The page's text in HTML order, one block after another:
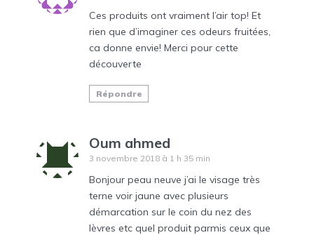
Ces produits ont vraiment l’air top! Et
rien que d’imaginer ces odeurs fruitées,
ca donne envie! Merci pour cette
découverte
Répondre
Oum ahmed
3 novembre 2018 à 1 h 35 min
Bonjour peau neuve j’ai le visage très
terne voir jaune avec plusieurs
démarcation sur le coin du nez des
lèvres etc quel produit parmis ceux que